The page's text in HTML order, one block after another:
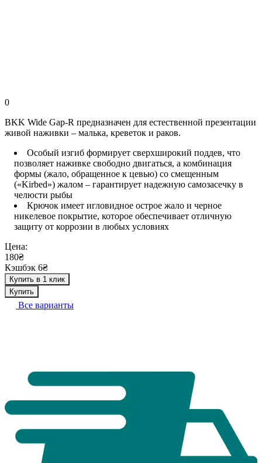
0
BKK Wide Gap-R предназначен для естественной презентации
живой наживки – малька, креветок и раков.
Особый изгиб формирует сверхширокий поддев, что
позволяет наживке свободно двигаться, а комбинация
формы (жало, обращенное к цевью) со смещенным
(«Kirbed») жалом – гарантирует надежную самозасечку в
челюсти рыбы
Крючок имеет игловидное острое жало и черное
никелевое покрытие, которое обеспечивает отличную
защиту от коррозии в любых условиях
Цена:
180₴
Кэшбэк 6₴
Купить в 1 клик
Купить
Все варианты